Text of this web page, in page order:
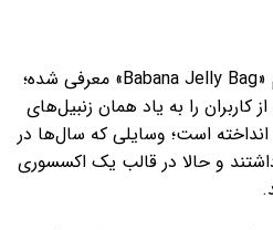
محصول جدید این برند با نام «Babana Jelly Bag» معرفی شده؛
کاربران را به یاد همان زنبیل‌های
است؛ وسایلی که سال‌ها در
و حالا در قالب یک اکسسوری